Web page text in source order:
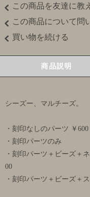
この商品を友達に教
この商品について問
買い物を続ける
商品説明
シーズー、マルチーズ。
・刻印なしのパーツ ￥600
・刻印パーツ
・刻印パーツ＋ビーズ＋
00
・刻印パーツ＋ビーズ＋